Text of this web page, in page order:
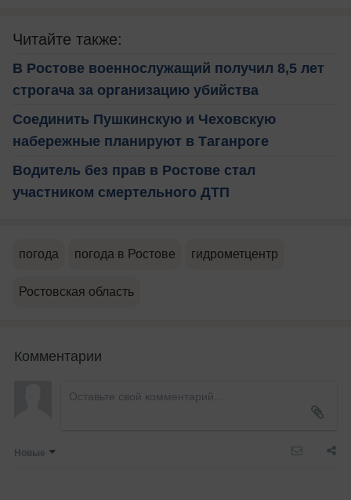
Читайте также:
В Ростове военнослужащий получил 8,5 лет
строгача за организацию убийства
Соединить Пушкинскую и Чеховскую
набережные планируют в Таганроге
Водитель без прав в Ростове стал
участником смертельного ДТП
погода погода в Ростове гидрометцентр
Ростовская область
Комментарии
Новые